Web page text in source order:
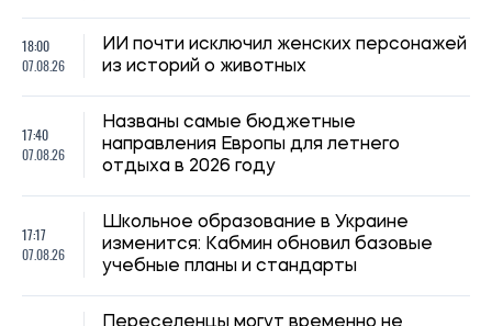
16:30
07.08.26
Температура до +39 градусов: в
Украине за сутки обновили 13
температурных рекордов
15:59
Банк запросил объяснение
происхождения средств: почему не
стоит игнорировать уведомление
15:30
Денежная помощь до 12 300 грн для
жителей Кривого Рога: как оформить
заявку на выплаты